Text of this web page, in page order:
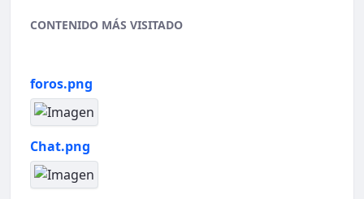
CONTENIDO MÁS VISITADO
foros.png
Chat.png